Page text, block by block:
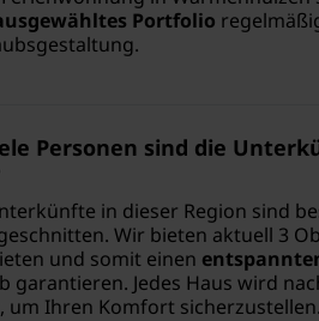
Portfolio
Personen sind die
in dieser Region sind
Wir bieten aktuell 3
und somit einen
garantieren. Jedes Haus wird
um Ihren Komfort sicherzustellen.